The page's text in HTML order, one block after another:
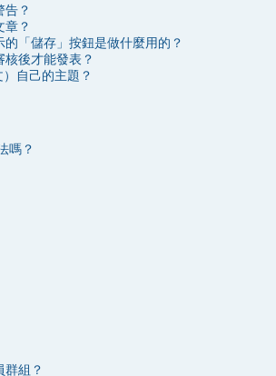
告？
章？
「儲存」按鈕是做什麼用的？
後才能發表？
自己的主題？
嗎？
群組？